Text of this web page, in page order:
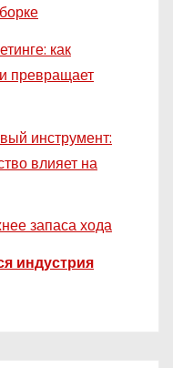
как
превращает
инструмент:
влияет на
запаса хода
индустрия